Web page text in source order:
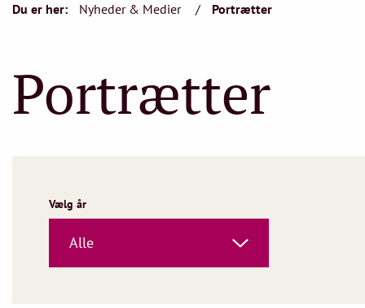
Du er her: Nyheder & Medier Portrætter
Portrætter
Vælg år
Alle